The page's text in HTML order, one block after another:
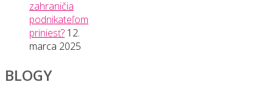
zahraničia
podnikateľom
priniesť? 12.
marca 2025
BLOGY